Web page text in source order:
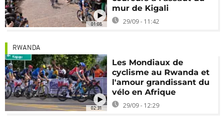
01:08
mur de Kigali
29/09 - 11:42
02:31
RWANDA
Les Mondiaux de
cyclisme au Rwanda et
l'amour grandissant du
vélo en Afrique
29/09 - 12:29